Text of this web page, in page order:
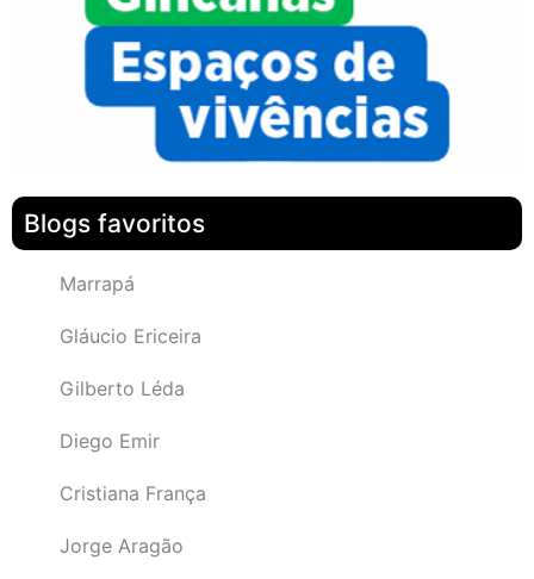
Blogs favoritos
Marrapá
Gláucio Ericeira
Gilberto Léda
Diego Emir
Cristiana França
Jorge Aragão